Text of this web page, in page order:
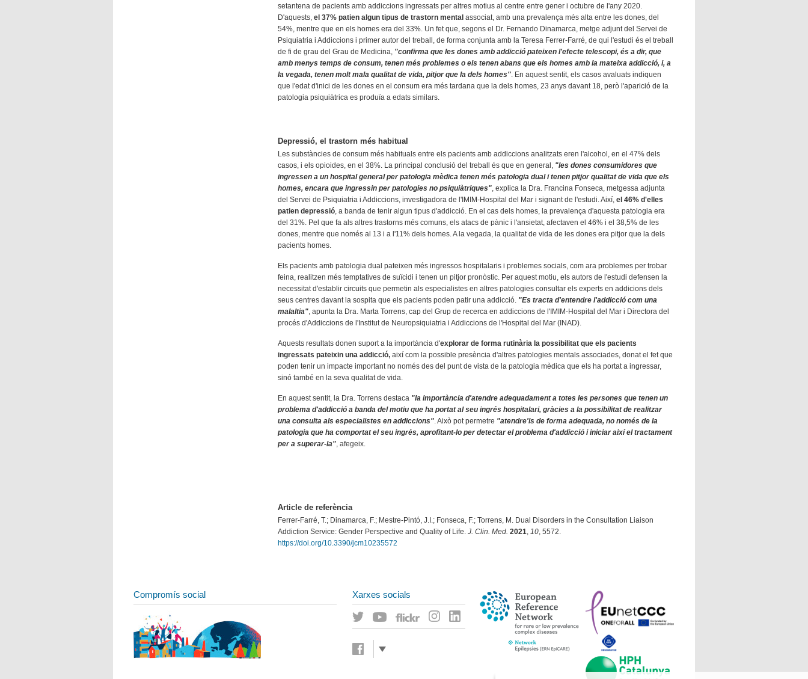
setantena de pacients amb addiccions ingressats per altres motius al centre entre gener i octubre de l'any 2020.
D'aquests,el 37% patien algun tipus de trastorn mental associat, amb una prevalença més alta entre les dones, del
54%, mentre que en els homes era del 33%. Un fet que, segons el Dr. Fernando Dinamarca, metge adjunt del Servei de
Psiquiatria i Addiccions i primer autor del treball, de forma conjunta amb la Teresa Ferrer-Farré, de qui l'estudi és el treball
de fi de grau del Grau de Medicina, "confirma que les dones amb addicció pateixen l'efecte telescopi, és a dir, que
amb menys temps de consum, tenen més problemes o els tenen abans que els homes amb la mateixa addicció, i, a
la vegada, tenen molt mala qualitat de vida, pitjor que la dels homes". En aquest sentit, els casos avaluats indiquen
que l'edat d'inici de les dones en el consum era més tardana que la dels homes, 23 anys davant 18, però l'aparició de la
patologia psiquiàtrica es produïa a edats similars.
Depressió, el trastorn més habitual
Les substàncies de consum més habituals entre els pacients amb addiccions analitzats eren l'alcohol, en el 47% dels
casos, i els opioides, en el 38%. La principal conclusió del treball és que en general, "les dones consumidores que
ingressen a un hospital general per patologia mèdica tenen més patologia dual i tenen pitjor qualitat de vida que els
homes, encara que ingressin per patologies no psiquiàtriques" , explica la Dra. Francina Fonseca, metgessa adjunta
del Servei de Psiquiatria i Addiccions, investigadora de l'IMIM-Hospital del Mar i signant de l'estudi. Així,el 46% d'elles
patien depressió , a banda de tenir algun tipus d'addicció. En el cas dels homes, la prevalença d'aquesta patologia era
del 31%. Pel que fa als altres trastorns més comuns, els atacs de pànic i l'ansietat, afectaven el 46% i el 38,5% de les
dones, mentre que només al 13 i a l'11% dels homes. A la vegada, la qualitat de vida de les dones era pitjor que la dels
pacients homes.
Els pacients amb patologia dual pateixen més ingressos hospitalaris i problemes socials, com ara problemes per trobar
feina, realitzen més temptatives de suïcidi i tenen un pitjor pronòstic. Per aquest motiu, els autors de l'estudi defensen la
necessitat d'establir circuits que permetin als especialistes en altres patologies consultar els experts en addicions dels
seus centres davant la sospita que els pacients poden patir una addicció. "Es tracta d'entendre l'addicció com una
malaltia" , apunta la Dra. Marta Torrens, cap del Grup de recerca en addiccions de l'IMIM-Hospital del Mar i Directora del
procés d'Addiccions de l'Institut de Neuropsiquiatria i Addiccions de l'Hospital del Mar (INAD).
Aquests resultats donen suport a la importància d'explorar de forma rutinària la possibilitat que els pacients
ingressats pateixin una addicció,així com la possible presència d'altres patologies mentals associades, donat el fet que
poden tenir un impacte important no només des del punt de vista de la patologia mèdica que els ha portat a ingressar,
sinó també en la seva qualitat de vida.
En aquest sentit, la Dra. Torrens destaca "la importància d'atendre adequadament a totes les persones que tenen un
problema d'addicció a banda del motiu que ha portat al seu ingrés hospitalari, gràcies a la possibilitat de realitzar
una consulta als especialistes en addiccions" . Això pot permetre "atendre'ls de forma adequada, no només de la
patologia que ha comportat el seu ingrés, aprofitant-lo per detectar el problema d'addicció i iniciar així el tractament
per a superar-la" , afegeix.
Article de referència
Ferrer-Farré, T.; Dinamarca, F.; Mestre-Pintó, J.I.; Fonseca, F.; Torrens, M. Dual Disorders in the Consultation Liaison
Addiction Service: Gender Perspective and Quality of Life.J. Clin. Med. 2021,10, 5572.
https://doi.org/10.3390/jcm10235572
Compromís social Xarxes socials